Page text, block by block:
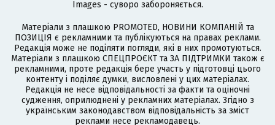
Images - суворо забороняється.
Матеріали з плашкою PROMOTED, НОВИНИ КОМПАНІЙ та
ПОЗИЦІЯ є рекламними та публікуються на правах реклами.
Редакція може не поділяти погляди, які в них промотуються.
Матеріали з плашкою СПЕЦПРОЄКТ та ЗА ПІДТРИМКИ також є
рекламними, проте редакція бере участь у підготовці цього
контенту і поділяє думки, висловлені у цих матеріалах.
Редакція не несе відповідальності за факти та оціночні
судження, оприлюднені у рекламних матеріалах. Згідно з
українським законодавством відповідальність за зміст
реклами несе рекламодавець.